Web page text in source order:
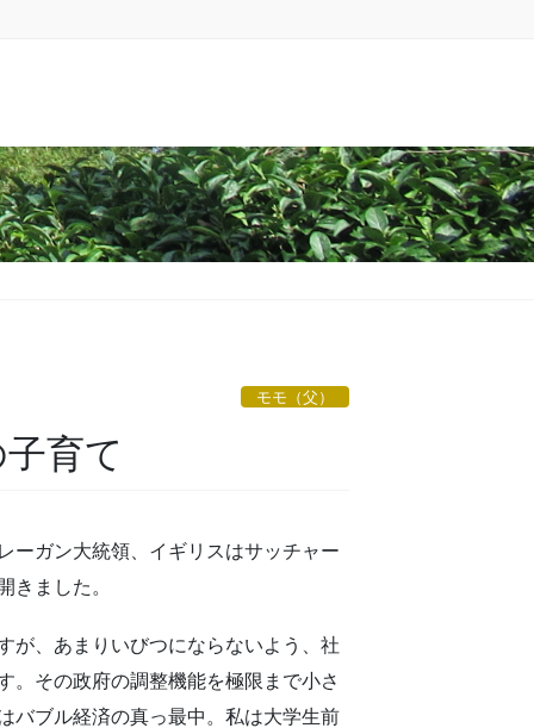
モモ（父）
育て
ーガン大統領、イギリスはサッチャー
きました。
が、あまりいびつにならないよう、社
。その政府の調整機能を極限まで小さ
バブル経済の真っ最中。私は大学生前